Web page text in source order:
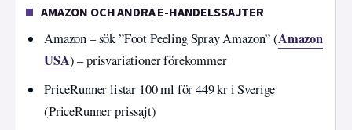
AMAZON OCH ANDRA E-HANDELSSAJTER
Amazon – sök ”Foot Peeling Spray Amazon” (Amazon
USA) – prisvariationer förekommer
PriceRunner listar 100 ml för 449 kr i Sverige
(PriceRunner prissajt)